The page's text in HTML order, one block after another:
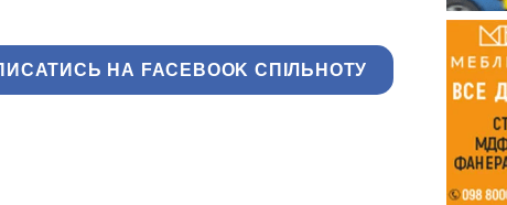
НА FACEBOOK СПІЛЬНОТУ